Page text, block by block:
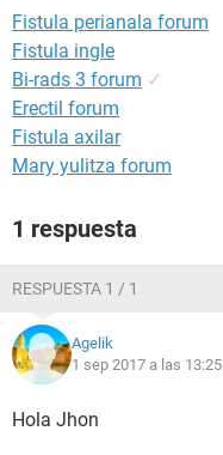
Fistula perianala forum
Fistula ingle
Bi-rads 3 forum ✓
Erectil forum
Fistula axilar
Mary yulitza forum
1 respuesta
RESPUESTA 1 / 1
Agelik
1 sep 2017 a las 13:25
Hola Jhon